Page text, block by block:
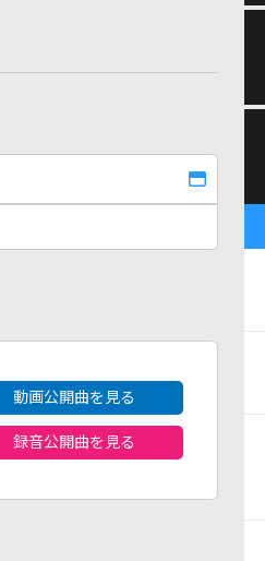
動画公開曲を見る
録音公開曲を見る